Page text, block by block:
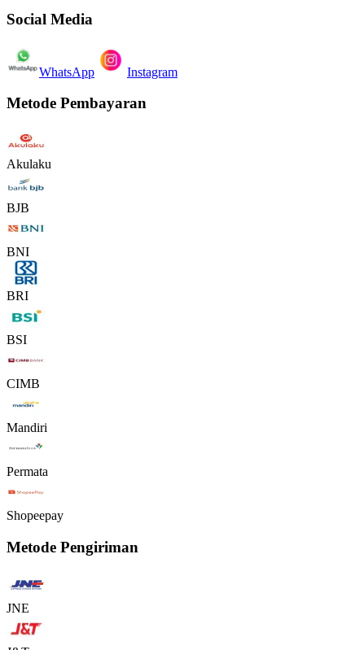
Social Media
WhatsApp Instagram
Metode Pembayaran
Akulaku
BJB
BNI
BRI
BSI
CIMB
Mandiri
Permata
Shopeepay
Metode Pengiriman
JNE